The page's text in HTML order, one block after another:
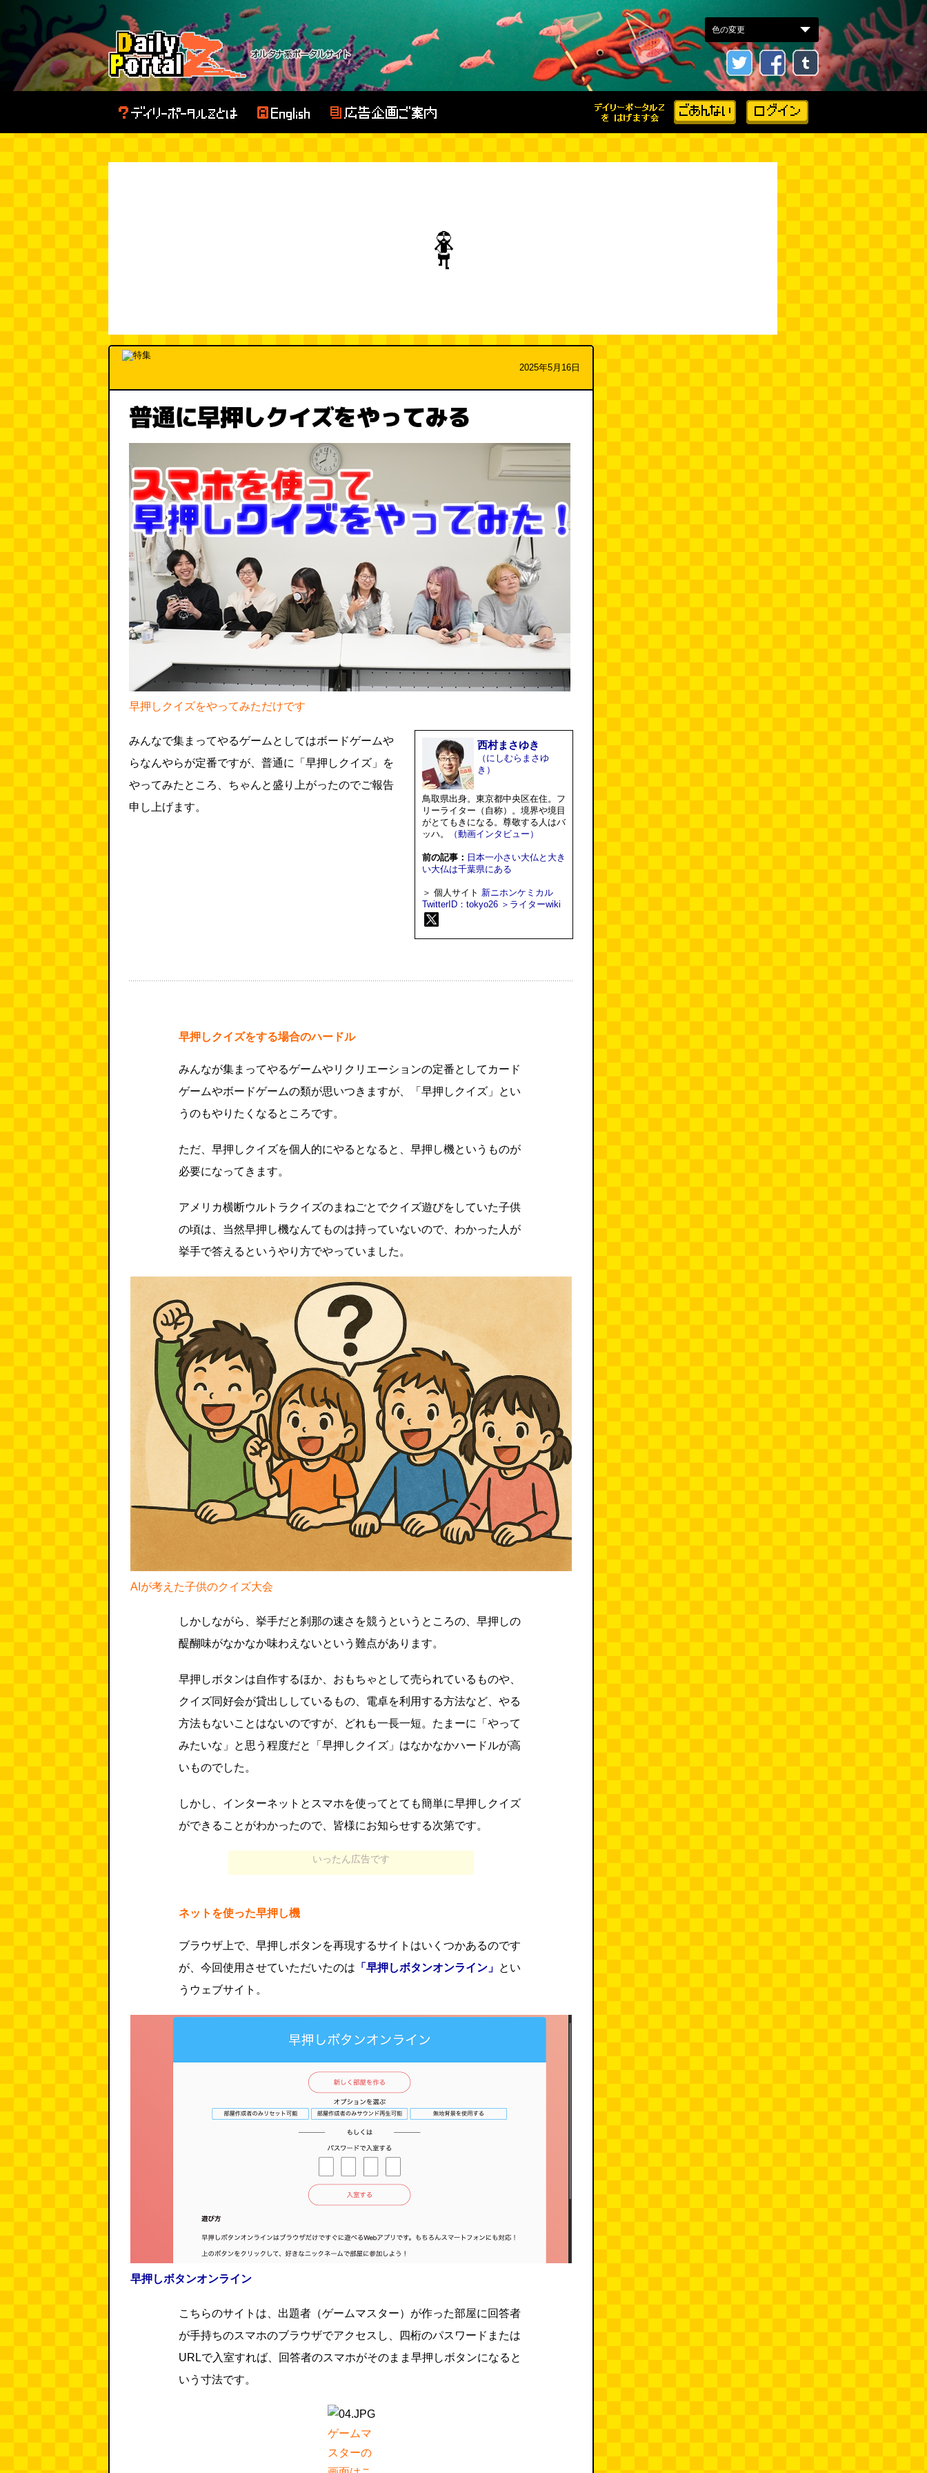
2025年5月16日
普通に早押しクイズをやってみる
早押しクイズをやってみただけです
みんなで集まってやるゲームとしてはボードゲームや
らなんやらが定番ですが、普通に「早押しクイズ」を
やってみたところ、ちゃんと盛り上がったのでご報告
申し上げます。
西村まさゆき
（にしむらまさゆ
き）
鳥取県出身。東京都中央区在住。フ
リーライター（自称）。境界や境目
がとてもきになる。尊敬する人はバ
ッハ。
（動画インタビュー）
前の記事： 日本一小さい大仏と大き
い大仏は千葉県にある
＞ 個人サイト 新ニホンケミカル
TwitterID：tokyo26 ＞ライターwiki
早押しクイズをする場合のハードル
みんなが集まってやるゲームやリクリエーションの定番としてカード
ゲームやボードゲームの類が思いつきますが、「早押しクイズ」とい
うのもやりたくなるところです。
ただ、早押しクイズを個人的にやるとなると、早押し機というものが
必要になってきます。
アメリカ横断ウルトラクイズのまねごとでクイズ遊びをしていた子供
の頃は、当然早押し機なんてものは持っていないので、わかった人が
挙手で答えるというやり方でやっていました。
AIが考えた子供のクイズ大会
しかしながら、挙手だと刹那の速さを競うというところの、早押しの
醍醐味がなかなか味わえないという難点があります。
早押しボタンは自作するほか、おもちゃとして売られているものや、
クイズ同好会が貸出ししているもの、電卓を利用する方法など、やる
方法もないことはないのですが、どれも一長一短。たまーに「やって
みたいな」と思う程度だと「早押しクイズ」はなかなかハードルが高
いものでした。
しかし、インターネットとスマホを使ってとても簡単に早押しクイズ
ができることがわかったので、皆様にお知らせする次第です。
いったん広告です
ネットを使った早押し機
ブラウザ上で、早押しボタンを再現するサイトはいくつかあるのです
が、今回使用させていただいたのは 「早押しボタンオンライン」 とい
うウェブサイト。
早押しボタンオンライン
こちらのサイトは、出題者（ゲームマスター）が作った部屋に回答者
が手持ちのスマホのブラウザでアクセスし、四桁のパスワードまたは
URLで入室すれば、回答者のスマホがそのまま早押しボタンになると
いう寸法です。
ゲームマ
スターの